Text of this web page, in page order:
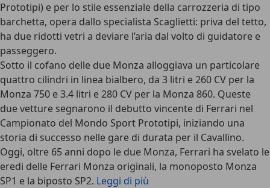
Prototipi) e per lo stile essenziale della carrozzeria di tipo
barchetta, opera dallo specialista Scaglietti: priva del tetto,
ha due ridotti vetri a deviare l’aria dal volto di guidatore e
passeggero.
Sotto il cofano delle due Monza alloggiava un particolare
quattro cilindri in linea bialbero, da 3 litri e 260 CV per la
Monza 750 e 3.4 litri e 280 CV per la Monza 860. Queste
due vetture segnarono il debutto vincente di Ferrari nel
Campionato del Mondo Sport Prototipi, iniziando una
storia di successo nelle gare di durata per il Cavallino.
Oggi, oltre 65 anni dopo le due Monza, Ferrari ha svelato le
eredi delle Ferrari Monza originali, la monoposto Monza
SP1 e la biposto SP2. Leggi di più